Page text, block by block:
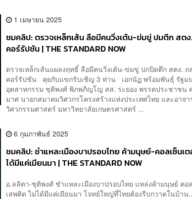
1 เมษายน 2025
ชมคลิป: ตรวจเหล็กเส้น ลือมีคนวิ่งเต้น-ข่มขู่ ปมตึก ส
คอร์รัปชัน | THE STANDARD NOW
ตรวจเหล็กเส้นแผลงฤทธิ์ ลือมีคนวิ่งเต้น-ข่มขู่ ปกปิดตึก สตง.
คอร์รัปชัน คุยกับแขกรับเชิญ 3 ท่าน เอกนัฏ พร้อมพันธุ์ รัฐมน
อุตสาหกรรม ชุติพงศ์ พิภพภิญโญ สส. ระยอง พรรคประชาชน
มาศ นายกสมาคมวิศวกรโครงสร้างแห่งประเทศไทย และอาจ
วิศวกรรมศาสตร์ มหาวิทยาลัยเกษตรศาสตร์ ...
6 กุมภาพันธ์ 2025
ชมคลิป: ชำแหละเมืองบาปรอบไทย ค้ามนุษย์-คอลเซ็นเ
ได้มีแค่เมียนมา | THE STANDARD NOW
อ.ลลิตา-ชุติพงศ์ ชำแหละเมืองบาปรอบไทย แหล่งค้ามนุษย์ คอ
เสพติด ไม่ได้มีแค่เมียนมา โจทย์ใหญ่ที่ไทยต้องรีบกวาดในบ้าน